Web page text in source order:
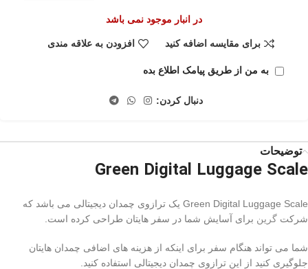
در انبار موجود نمی باشد
برای مقایسه اضافه کنید افزودن به علاقه مندی
به من از طریق پیامک اطلاع بده
دنبال کردن:
توضیحات
Green Digital Luggage Scale
Green Digital Luggage Scale یک ترازوی چمدان دیجیتالی می باشد که
شرکت گرین برای آسایش شما در سفر هایتان طراحی کرده است.
شما می تواند هنگام سفر برای اینکه از هزینه های اضافی چمدان هایتان
جلوگیری کنید از این ترازوی چمدان دیجیتالی استفاده کنید.